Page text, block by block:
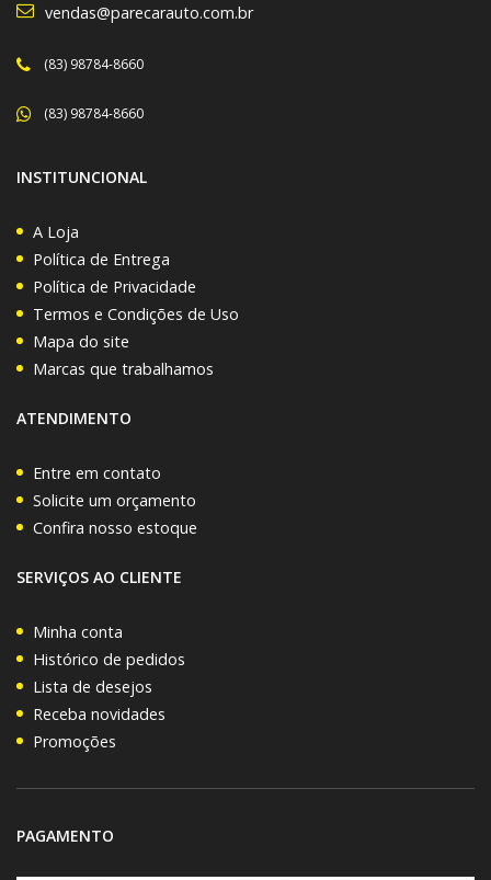
vendas@parecarauto.com.br
(83) 98784-8660
(83) 98784-8660
INSTITUNCIONAL
A Loja
Política de Entrega
Política de Privacidade
Termos e Condições de Uso
Mapa do site
Marcas que trabalhamos
ATENDIMENTO
Entre em contato
Solicite um orçamento
Confira nosso estoque
SERVIÇOS AO CLIENTE
Minha conta
Histórico de pedidos
Lista de desejos
Receba novidades
Promoções
PAGAMENTO